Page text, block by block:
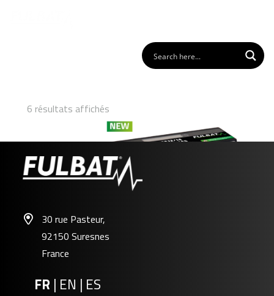
6 résultats affichés
30 rue Pasteur,
92150 Suresnes
France
FR | EN | ES